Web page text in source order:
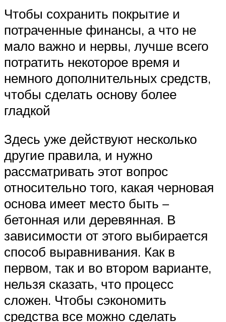
Чтобы сохранить покрытие и
потраченные финансы, а что не
мало важно и нервы, лучше всего
потратить некоторое время и
немного дополнительных средств,
чтобы сделать основу более
гладкой
Здесь уже действуют несколько
другие правила, и нужно
рассматривать этот вопрос
относительно того, какая черновая
основа имеет место быть –
бетонная или деревянная. В
зависимости от этого выбирается
способ выравнивания. Как в
первом, так и во втором варианте,
нельзя сказать, что процесс
сложен. Чтобы сэкономить
средства все можно сделать